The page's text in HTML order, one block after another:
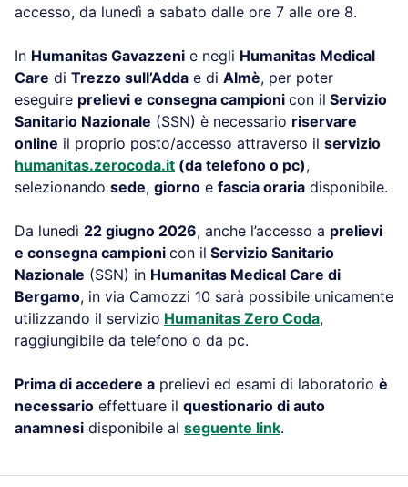
accesso, da lunedì a sabato dalle ore 7 alle ore 8.
In Humanitas Gavazzeni e negli Humanitas Medical
Care di Trezzo sull’Adda e di Almè, per poter
eseguire prelievi e consegna campioni con il Servizio
Sanitario Nazionale (SSN) è necessario riservare
online il proprio posto/accesso attraverso il servizio
humanitas.zerocoda.it (da telefono o pc),
selezionando sede, giorno e fascia oraria disponibile.
Da lunedì 22 giugno 2026, anche l’accesso a prelievi
e consegna campioni con il Servizio Sanitario
Nazionale (SSN) in Humanitas Medical Care di
Bergamo, in via Camozzi 10 sarà possibile unicamente
utilizzando il servizio Humanitas Zero Coda,
raggiungibile da telefono o da pc.
Prima di accedere a prelievi ed esami di laboratorio è
necessario effettuare il questionario di auto
anamnesi disponibile al seguente link.